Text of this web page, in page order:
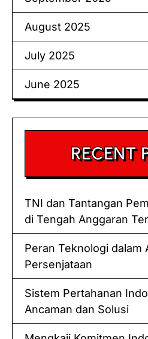
August 2025
July 2025
June 2025
RECENT
TNI dan Tantangan
di Tengah Anggaran
Peran Teknologi dalam
Persenjataan
Sistem Pertahanan
Ancaman dan Solusi